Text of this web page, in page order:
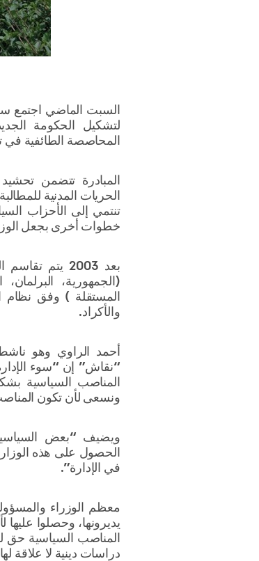
السبت الماضي اجتمع
لتشكيل الحكومة
المحاصصة الطائفية في
المبادرة تتضمن
الحريات المدنية
تنتمي إلى الأحزاب
خطوات أخرى بجعل
بعد 2003 يتم
(الجمهورية،
المستقلة ) وفق نظام
والأكراد.
أحمد الراوي وهو
“نقاش” إن “سوء
المناصب السياسية
ونسعى لأن تكون
ويضيف “بعض السياسيين
الحصول على هذه
في الإدارة”.
معظم الوزراء
يديرونها، وحصلوا
المناصب السياسية حق
دراسات دينية لا علاقة